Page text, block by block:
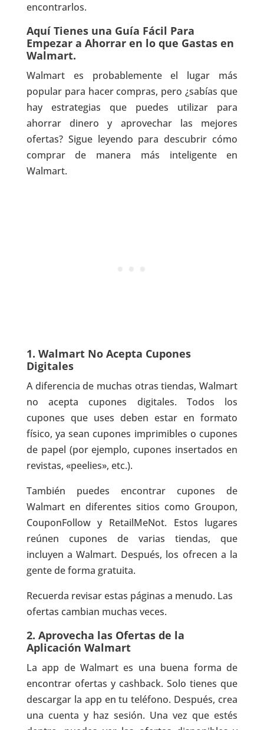
encontrarlos.
Aquí Tienes una Guía Fácil Para
Empezar a Ahorrar en lo que Gastas en
Walmart.
Walmart es probablemente el lugar más
popular para hacer compras, pero ¿sabías que
hay estrategias que puedes utilizar para
ahorrar dinero y aprovechar las mejores
ofertas? Sigue leyendo para descubrir cómo
comprar de manera más inteligente en
Walmart.
1. Walmart No Acepta Cupones
Digitales
A diferencia de muchas otras tiendas, Walmart
no acepta cupones digitales. Todos los
cupones que uses deben estar en formato
físico, ya sean cupones imprimibles o cupones
de papel (por ejemplo, cupones insertados en
revistas, «peelies», etc.).
También puedes encontrar cupones de
Walmart en diferentes sitios como Groupon,
CouponFollow y RetailMeNot. Estos lugares
reúnen cupones de varias tiendas, que
incluyen a Walmart. Después, los ofrecen a la
gente de forma gratuita.
Recuerda revisar estas páginas a menudo. Las
ofertas cambian muchas veces.
2. Aprovecha las Ofertas de la
Aplicación Walmart
La app de Walmart es una buena forma de
encontrar ofertas y cashback. Solo tienes que
descargar la app en tu teléfono. Después, crea
una cuenta y haz sesión. Una vez que estés